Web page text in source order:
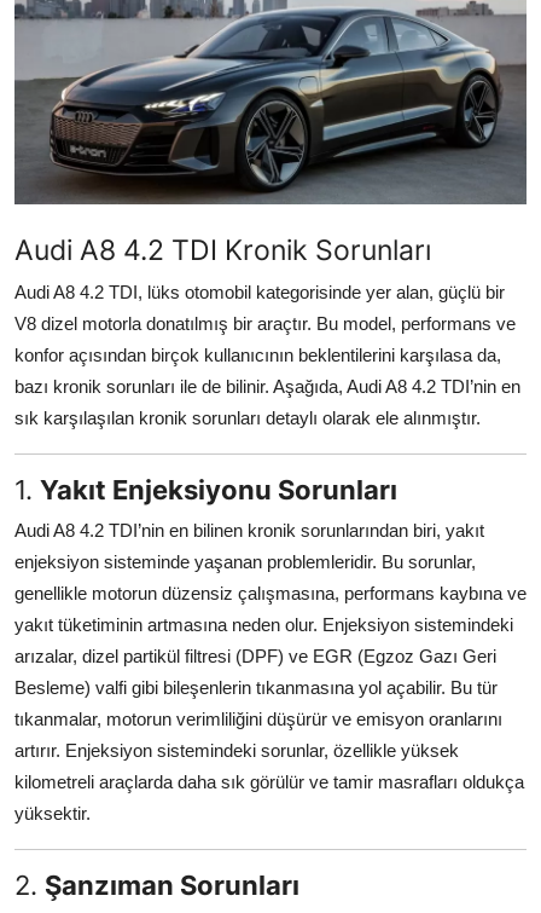
Sürüş & Güvenlik
Lastik & Jant
Yağlar & Sıvılar
LPG & Yakıt
Elektrik & Akü
Klima & Konfor
Aydınlatma & Görüş
Dizel Sistemler
Multimedya & Elektronik
Audi A8 4.2 TDI Kronik Sorunları
Audi A8 4.2 TDI, lüks otomobil kategorisinde yer alan, güçlü bir
V8 dizel motorla donatılmış bir araçtır. Bu model, performans ve
konfor açısından birçok kullanıcının beklentilerini karşılasa da,
bazı kronik sorunları ile de bilinir. Aşağıda, Audi A8 4.2 TDI’nin en
sık karşılaşılan kronik sorunları detaylı olarak ele alınmıştır.
1. Yakıt Enjeksiyonu Sorunları
Audi A8 4.2 TDI’nin en bilinen kronik sorunlarından biri, yakıt
enjeksiyon sisteminde yaşanan problemleridir. Bu sorunlar,
genellikle motorun düzensiz çalışmasına, performans kaybına ve
yakıt tüketiminin artmasına neden olur. Enjeksiyon sistemindeki
arızalar, dizel partikül filtresi (DPF) ve EGR (Egzoz Gazı Geri
Besleme) valfi gibi bileşenlerin tıkanmasına yol açabilir. Bu tür
tıkanmalar, motorun verimliliğini düşürür ve emisyon oranlarını
artırır. Enjeksiyon sistemindeki sorunlar, özellikle yüksek
kilometreli araçlarda daha sık görülür ve tamir masrafları oldukça
yüksektir.
2. Şanzıman Sorunları